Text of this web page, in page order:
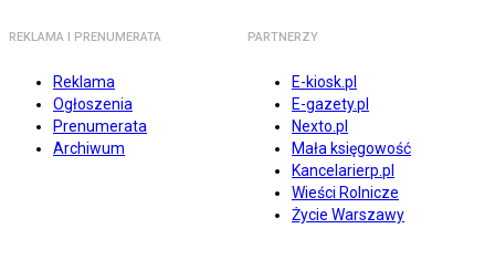
REKLAMA I PRENUMERATA
Reklama
Ogłoszenia
Prenumerata
Archiwum
PARTNERZY
E-kiosk.pl
E-gazety.pl
Nexto.pl
Mała księgowość
Kancelarierp.pl
Wieści Rolnicze
Życie Warszawy